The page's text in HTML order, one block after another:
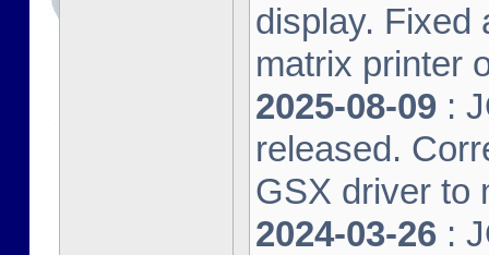
display. Fixed
matrix printer
2025-08-09 :
released.
GSX driver to
2024-03-26 :